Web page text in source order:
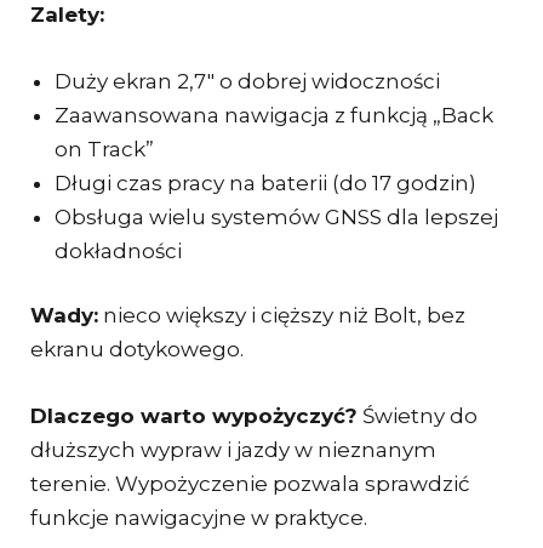
Zalety:
Duży ekran 2,7″ o dobrej widoczności
Zaawansowana nawigacja z funkcją „Back
on Track”
Długi czas pracy na baterii (do 17 godzin)
Obsługa wielu systemów GNSS dla lepszej
dokładności
Wady: nieco większy i cięższy niż Bolt, bez
ekranu dotykowego.
Dlaczego warto wypożyczyć? Świetny do
dłuższych wypraw i jazdy w nieznanym
terenie. Wypożyczenie pozwala sprawdzić
funkcje nawigacyjne w praktyce.